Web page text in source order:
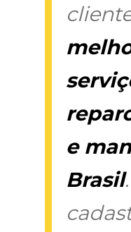
e
Brasil